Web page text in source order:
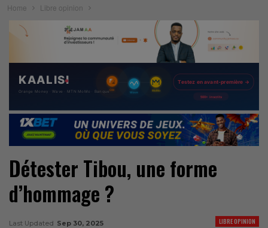
Home Libre opinion
Détester Tibou, une forme
d’hommage ?
LIBRE OPINION
Last Updated Sep 30, 2025